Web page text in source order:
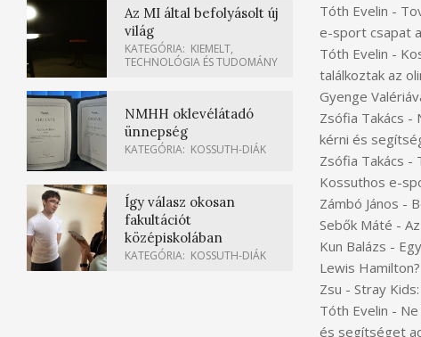
Az MI által befolyásolt új
világ
KATEGÓRIA: KIEMELT,
TECHNOLÓGIA ÉS TUDOMÁNY
NMHH oklevélátadó
ünnepség
KATEGÓRIA: KOSSUTH-DIÁK
Így válasz okosan
fakultációt
középiskolában
KATEGÓRIA: KOSSUTH-DIÁK
Tóth Evelin -
e-sport csapat
Tóth Evelin -
találkoztak az
Gyenge
Zsófia Takács -
kérni és
Zsófia Takács -
Kossuthos e-
Zámbó János -
Sebők Máté -
Kun Balázs -
Lewis Hamilton?
Zsu - Stray
Tóth Evelin -
és segítséget